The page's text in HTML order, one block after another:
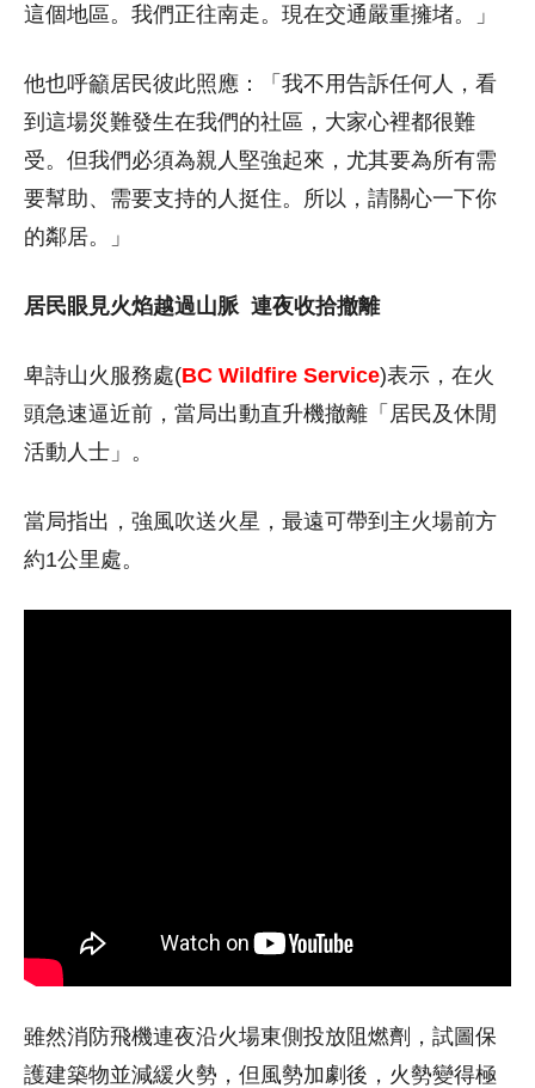
這個地區。我們正往南走。現在交通嚴重擁堵。」
他也呼籲居民彼此照應：「我不用告訴任何人，看
到這場災難發生在我們的社區，大家心裡都很難
受。但我們必須為親人堅強起來，尤其要為所有需
要幫助、需要支持的人挺住。所以，請關心一下你
的鄰居。」
居民眼見火焰越過山脈 連夜收拾撤離
卑詩山火服務處(BC Wildfire Service)表示，在火
頭急速逼近前，當局出動直升機撤離「居民及休閒
活動人士」。
當局指出，強風吹送火星，最遠可帶到主火場前方
約1公里處。
雖然消防飛機連夜沿火場東側投放阻燃劑，試圖保
護建築物並減緩火勢，但風勢加劇後，火勢變得極